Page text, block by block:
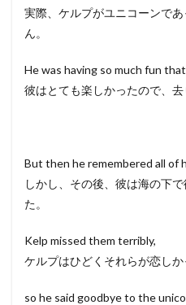
実際、ケルプがユニコーンで
ん。
He was having so much fun
彼はとても楽しかったので、去
But then he remembered all of
しかし、その後、彼は海の下
た。
Kelp missed them terribly,
ケルプはひどくそれらが恋しか
so he said goodbye to the